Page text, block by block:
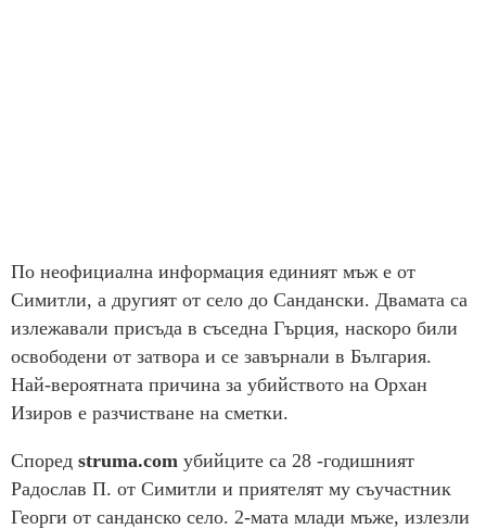
По неофициална информация единият мъж е от
Симитли, а другият от село до Сандански. Двамата са
излежавали присъда в съседна Гърция, наскоро били
освободени от затвора и се завърнали в България.
Най-вероятната причина за убийството на Орхан
Изиров е разчистване на сметки.
Според struma.com убийците са 28 -годишният
Радослав П. от Симитли и приятелят му съучастник
Георги от санданско село. 2-мата млади мъже, излезли